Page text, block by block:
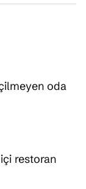
oda
restoran